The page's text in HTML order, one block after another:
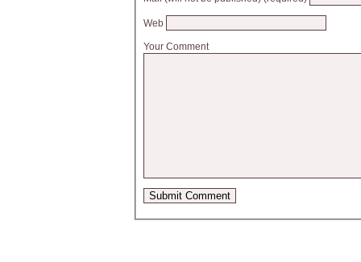
Web
Your Comment